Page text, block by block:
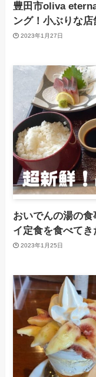
豊田市oliva
ング！小ぶりな
2023年1月27日
おいでんの湯の
イ定食を食べてき
2023年1月25日